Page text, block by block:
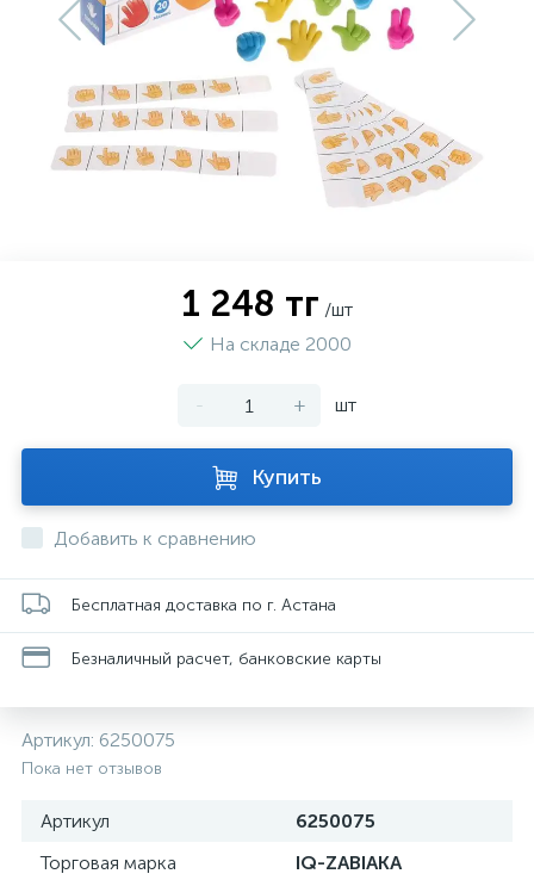
1 248 тг /шт
На складе 2000
- + шт
Купить
Добавить к сравнению
Бесплатная доставка по г. Астана
Безналичный расчет, банковские карты
Артикул: 6250075
Пока нет отзывов
Артикул
6250075
Торговая марка
IQ-ZABIAKA